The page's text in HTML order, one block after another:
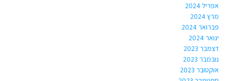
אפריל 2024
מרץ 2024
פברואר 2024
ינואר 2024
דצמבר 2023
נובמבר 2023
אוקטובר 2023